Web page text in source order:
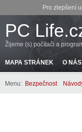
Pro zlepšení
PC
Žijeme (s) počítači a
MAPA STRÁNEK O NÁS
Menu: Bezpečnost